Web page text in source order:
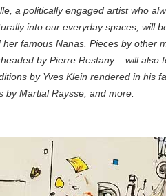
a politically engaged artist who
into our everyday spaces, will
famous Nanas. Pieces by other
by Pierre Restany – will
by Yves Klein rendered in his
Martial Raysse, and more.